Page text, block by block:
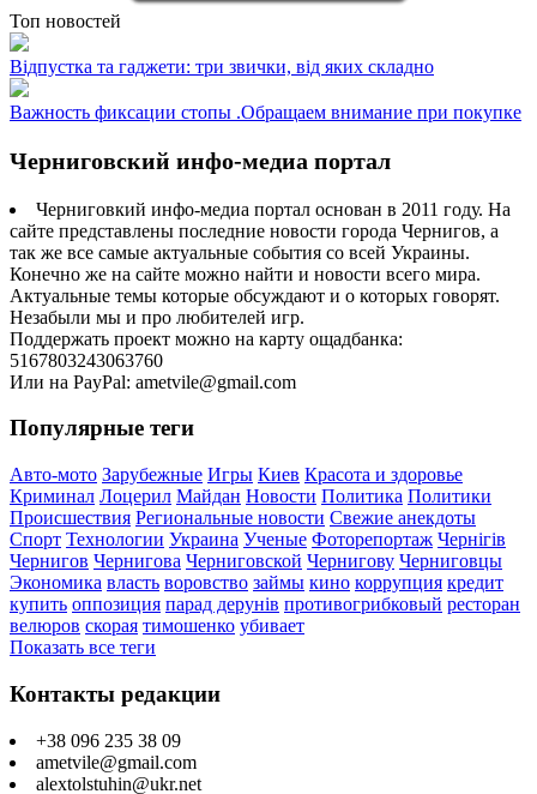
Топ новостей
Відпустка та гаджети: три звички, від яких складно
Важность фиксации стопы .Обращаем внимание при покупке
Черниговский инфо-медиа портал
Черниговкий инфо-медиа портал основан в 2011 году. На
сайте представлены последние новости города Чернигов, а
так же все самые актуальные события со всей Украины.
Конечно же на сайте можно найти и новости всего мира.
Актуальные темы которые обсуждают и о которых говорят.
Незабыли мы и про любителей игр.
Поддержать проект можно на карту ощадбанка:
5167803243063760
Или на PayPal: ametvile@gmail.com
Популярные теги
Авто-мото Зарубежные Игры Киев Красота и здоровье
Криминал Лоцерил Майдан Новости Политика Политики
Происшествия Региональные новости Свежие анекдоты
Спорт Технологии Украина Ученые Фоторепортаж Чернігів
Чернигов Чернигова Черниговской Чернигову Черниговцы
Экономика власть воровство займы кино коррупция кредит
купить оппозиция парад дерунів противогрибковый ресторан
велюров скорая тимошенко убивает
Показать все теги
Контакты редакции
+38 096 235 38 09
ametvile@gmail.com
alextolstuhin@ukr.net